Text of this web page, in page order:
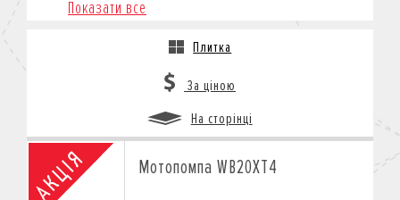
Показати все
Плитка
За ціною
На сторінці
Мотопомпа WB20XT4